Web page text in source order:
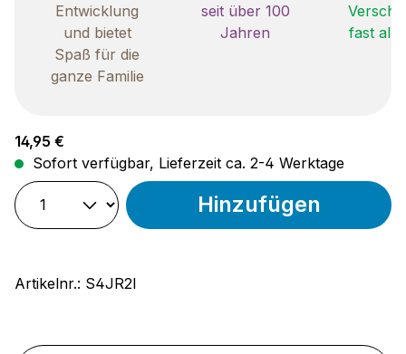
Entwicklung
und bietet
Spaß für die
ganze Familie
seit über 100
Jahren
fast
Regulärer Preis:
14,95 €
Sofort verfügbar, Lieferzeit ca. 2-4 Werktage
Hinzufügen
Artikelnr.: S4JR2I